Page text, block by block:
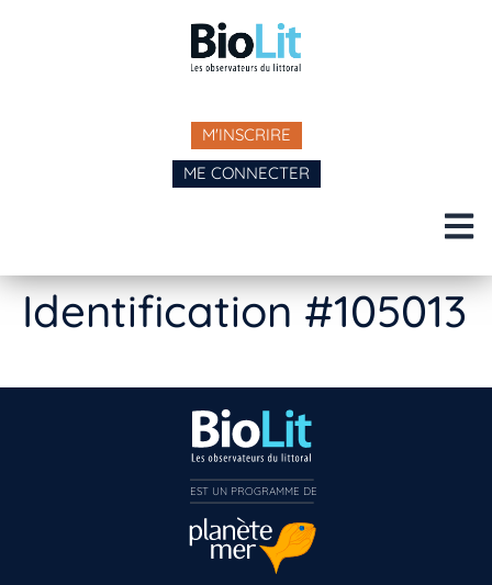
M'INSCRIRE
ME CONNECTER
Identification #105013